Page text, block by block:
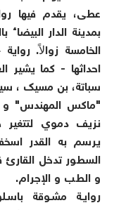
بمدينة الدار
احداثها - كما يشير
سباتة، بن مسيك ،
نزيف دموي لتتغير
يرسم به القدر
السطور تدخل القارئ
و الطب و الإجرام.
روايــة مشــوقة